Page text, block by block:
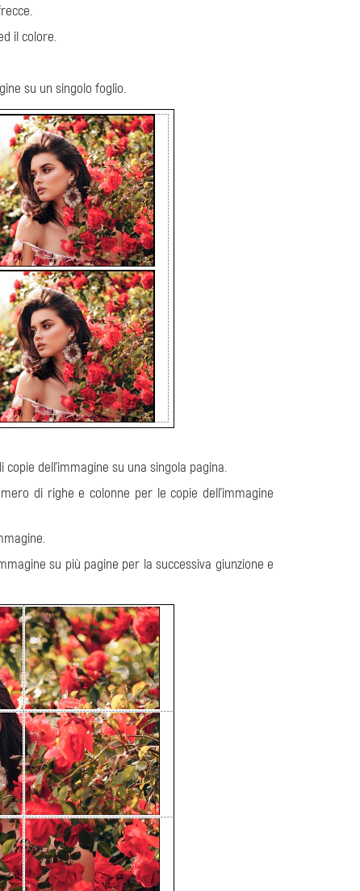
il colore.
su un singolo foglio.
dell'immagine su una singola pagina.
di righe e colonne per le copie dell'immagine
su più pagine per la successiva giunzione e